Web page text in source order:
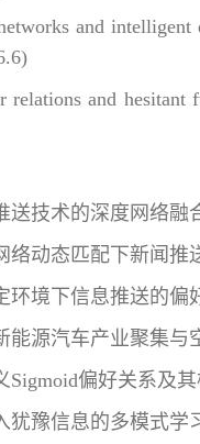
and
and hesitant
技术的深度网络融
动态匹配下新闻推
境下信息推送的偏
源汽车产业聚集与
偏好关系及
豫信息的多模式学